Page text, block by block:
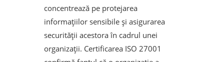
concentrează pe protejarea
informațiilor sensibile și asigurarea
securității acestora în cadrul unei
organizații. Certificarea ISO 27001